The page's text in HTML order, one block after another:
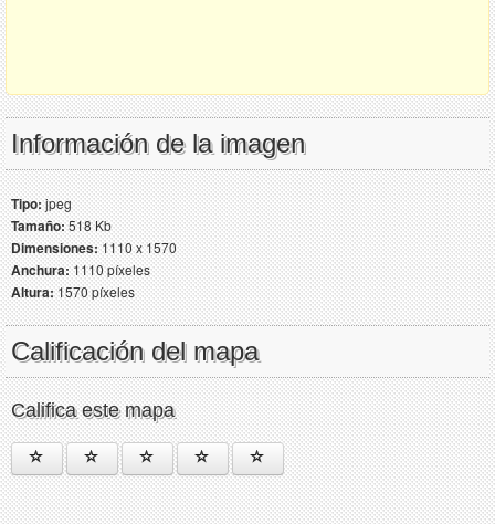
Información de la imagen
Tipo:jpeg
Tamaño:518 Kb
Dimensiones:1110 x 1570
Anchura:1110 píxeles
Altura:1570 píxeles
Calificación del mapa
Califica este mapa